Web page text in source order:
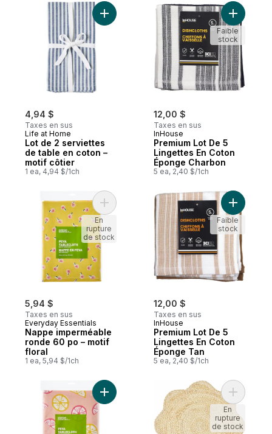
4,94 $
Taxes en sus
Life at Home
Lot de 2 serviettes
de table en coton –
motif côtier
1 ea, 4,94 $/1ch
Ajouter Lot de 2 serviettes de table en
12,00 $
Taxes en sus
InHouse
Premium Lot De 5
Lingettes En Coton
Éponge Charbon
5 ea, 2,40 $/1ch
Ajouter
Faible
stock
5,94 $
Taxes en sus
Everyday Essentials
Nappe imperméable
ronde 60 po – motif
floral
1 ea, 5,94 $/1ch
Ajouter Nappe imperméable ronde 60 po
En
rupture
de stock
12,00 $
Taxes en sus
InHouse
Premium Lot De 5
Lingettes En Coton
Éponge Tan
5 ea, 2,40 $/1ch
Ajouter
Faible
stock
Ajouter Nappe imperméable 60 po x 84
Ajouter
En
rupture
de stock